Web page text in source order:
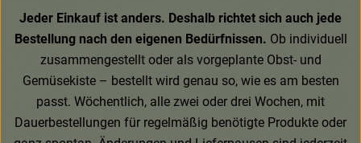
Jeder Einkauf ist anders. Deshalb richtet sich auch jede
Bestellung nach den eigenen Bedürfnissen. Ob individuell
zusammengestellt oder als vorgeplante Obst- und
Gemüsekiste – bestellt wird genau so, wie es am besten
passt. Wöchentlich, alle zwei oder drei Wochen, mit
Dauerbestellungen für regelmäßig benötigte Produkte oder